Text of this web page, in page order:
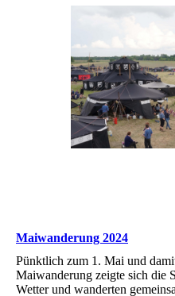
Maiwanderung 2024
Pünktlich zum 1. Mai und
Maiwanderung zeigte sich die
Wetter und wanderten